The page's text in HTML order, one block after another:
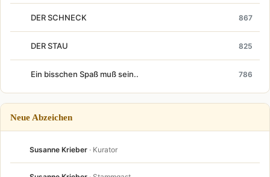
DER SCHNECK 867
DER STAU 825
Ein bisschen Spaß muß sein.. 786
Neue Abzeichen
Susanne Krieber · Kurator